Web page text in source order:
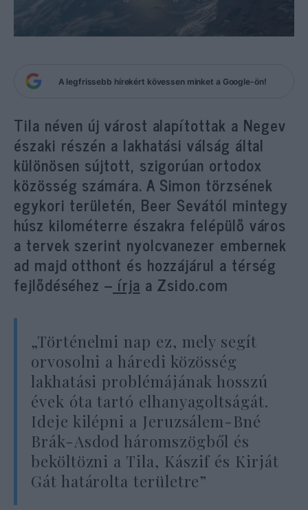
A legfrissebb hírekért kövessen minket a Google-ön!
Tila néven új várost alapítottak a Negev
északi részén a lakhatási válság által
különösen sújtott, szigorúan ortodox
közösség számára. A Simon törzsének
egykori területén, Beer Sevától mintegy
húsz kilométerre északra felépülő város
a tervek szerint nyolcvanezer embernek
ad majd otthont és hozzájárul a térség
fejlődéséhez – írja a Zsido.com
„Történelmi nap ez, mely segít
orvosolni a háredi közösség
lakhatási problémájának hosszú
évek óta tartó elhanyagoltságát.
Ideje kilépni a Jeruzsálem-Bné
Brák-Asdod háromszögből és
beköltözni a Tila, Kászif és Kirját
Gát határolta területre”